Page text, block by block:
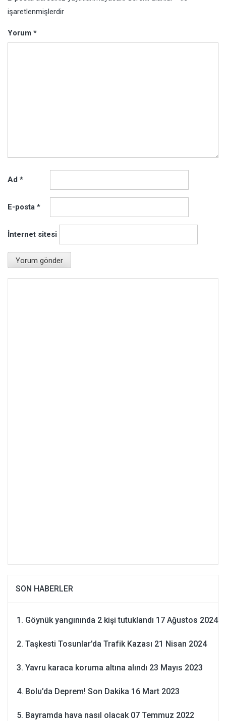
işaretlenmişlerdir
Yorum *
Ad *
E-posta *
İnternet sitesi
SON HABERLER
Göynük yangınında 2 kişi tutuklandı 17 Ağustos 2024
Taşkesti Tosunlar’da Trafik Kazası 21 Nisan 2024
Yavru karaca koruma altına alındı 23 Mayıs 2023
Bolu’da Deprem! Son Dakika 16 Mart 2023
Bayramda hava nasıl olacak 07 Temmuz 2022